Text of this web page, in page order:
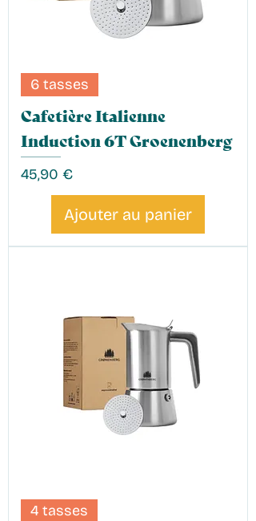
6 tasses
Cafetière Italienne
Induction 6T Groenenberg
Prix
45,90 €
Ajouter au panier
4 tasses